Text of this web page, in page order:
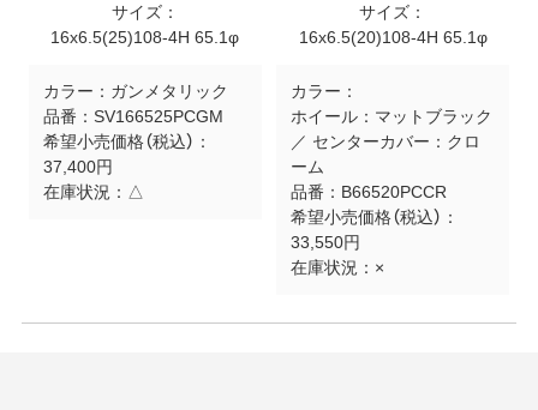
サイズ：
16x6.5(25)108-4H 65.1φ
カラー： ガンメタリック
品番： SV166525PCGM
希望小売価格（税込）：
37,400円
在庫状況： △
サイズ：
16x6.5(20)108-4H 65.1φ
カラー：
ホイール：マットブラック
／ センターカバー：クロ
ーム
品番： B66520PCCR
希望小売価格（税込）：
33,550円
在庫状況： ×